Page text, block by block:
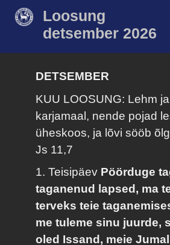
Loosung
detsember 2026
DETSEMBER
KUU LOOSUNG: Lehm
karjamaal, nende pojad
üheskoos, ja lõvi sööb
Js 11,7
1. Teisipäev Pöörduge
taganenud lapsed, ma
terveks teie
me tuleme sinu juurde,
oled Issand, meie